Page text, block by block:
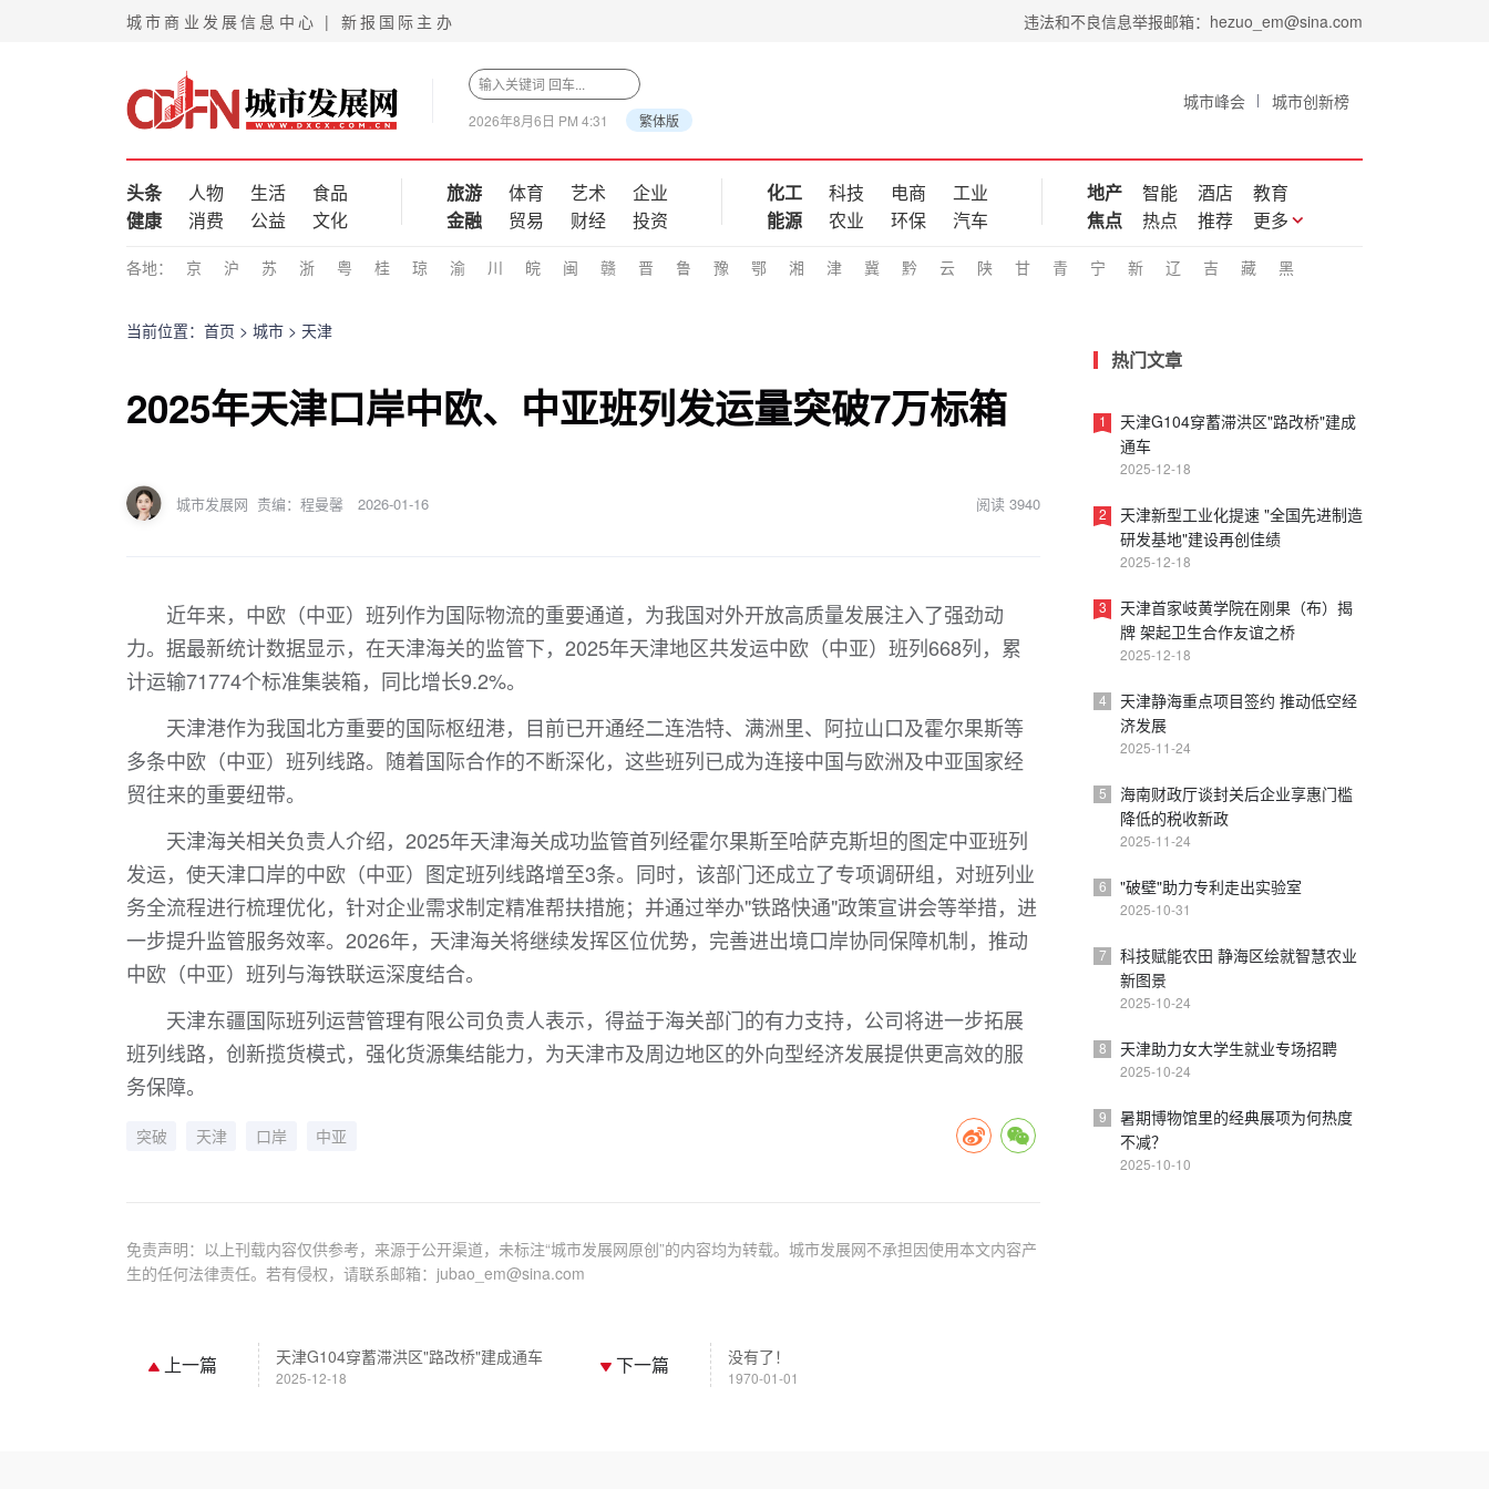
城市商业发展信息中心 | 新报国际主办 违法和不良信息举报邮箱：hezuo_em@sina.com
2026年8月6日 PM 4:31 繁体版
城市峰会 城市创新榜
头条 人物 生活
食品
健康
消费 公益 文化
旅游 体育 艺术
企业
金融
贸易 财经 投资
化工 科技 电商
工业
能源
农业 环保 汽车
地产 智能 酒店
教育
焦点
热点 推荐 更多
各地： 京 沪 苏 浙 粤 桂 琼 渝 川 皖 闽 赣 晋 鲁 豫 鄂 湘 津 冀 黔 云 陕 甘 青 宁 新 辽 吉 藏 黑
当前位置： 首页 > 城市 > 天津
2025年天津口岸中欧、中亚班列发运量突破7万标箱
城市发展网 责编：程曼馨 2026-01-16 阅读 3940
近年来，中欧（中亚）班列作为国际物流的重要通道，为我国对外开放高质量发展注入了强劲动
力。据最新统计数据显示，在天津海关的监管下，2025年天津地区共发运中欧（中亚）班列668列，累
计运输71774个标准集装箱，同比增长9.2%。
天津港作为我国北方重要的国际枢纽港，目前已开通经二连浩特、满洲里、阿拉山口及霍尔果斯等
多条中欧（中亚）班列线路。随着国际合作的不断深化，这些班列已成为连接中国与欧洲及中亚国家经
贸往来的重要纽带。
天津海关相关负责人介绍，2025年天津海关成功监管首列经霍尔果斯至哈萨克斯坦的图定中亚班列
发运，使天津口岸的中欧（中亚）图定班列线路增至3条。同时，该部门还成立了专项调研组，对班列业
务全流程进行梳理优化，针对企业需求制定精准帮扶措施；并通过举办"铁路快通"政策宣讲会等举措，进
一步提升监管服务效率。2026年，天津海关将继续发挥区位优势，完善进出境口岸协同保障机制，推动
中欧（中亚）班列与海铁联运深度结合。
天津东疆国际班列运营管理有限公司负责人表示，得益于海关部门的有力支持，公司将进一步拓展
班列线路，创新揽货模式，强化货源集结能力，为天津市及周边地区的外向型经济发展提供更高效的服
务保障。
突破 天津 口岸 中亚
免责声明：以上刊载内容仅供参考，来源于公开渠道，未标注“城市发展网原创”的内容均为转载。城市发展网不承担因使用本文内容产
生的任何法律责任。若有侵权，请联系邮箱：jubao_em@sina.com
上一篇 天津G104穿蓄滞洪区"路改桥"建成通车
2025-12-18
下一篇 没有了！
1970-01-01
热门文章
天津G104穿蓄滞洪区"路改桥"建成
通车
2025-12-18
1
天津新型工业化提速 "全国先进制造
研发基地"建设再创佳绩
2025-12-18
2
天津首家岐黄学院在刚果（布）揭
牌 架起卫生合作友谊之桥
2025-12-18
3
天津静海重点项目签约 推动低空经
济发展
2025-11-24
4
海南财政厅谈封关后企业享惠门槛
降低的税收新政
2025-11-24
5
"破壁"助力专利走出实验室
2025-10-31
6
科技赋能农田 静海区绘就智慧农业
新图景
2025-10-24
7
天津助力女大学生就业专场招聘
2025-10-24
8
暑期博物馆里的经典展项为何热度
不减？
2025-10-10
9